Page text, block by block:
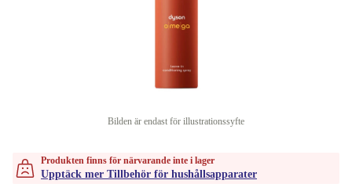
Bilden är endast för illustrationssyfte
Produkten finns för närvarande inte i lager
Upptäck mer Tillbehör för hushållsapparater